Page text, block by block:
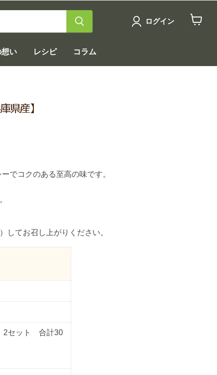
ログイン
い レシピ コラム
県産】
でコクのある至高の味です。
してお召し上がりください。
2セット 合計30